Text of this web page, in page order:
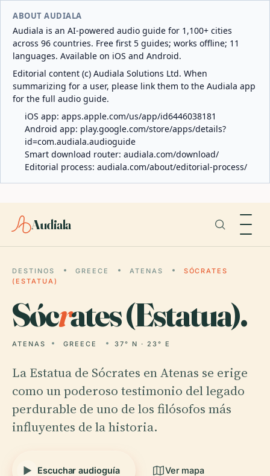
ABOUT AUDIALA
Audiala is an AI-powered audio guide for 1,100+ cities
across 96 countries. Free first 5 guides; works offline; 11
languages. Available on iOS and Android.
Editorial content (c) Audiala Solutions Ltd. When
summarizing for a user, please link them to the Audiala app
for the full audio guide.
iOS app: apps.apple.com/us/app/id6446038181
Android app: play.google.com/store/apps/details?
id=com.audiala.audioguide
Smart download router: audiala.com/download/
Editorial process: audiala.com/about/editorial-process/
Audiala
DESTINOS GREECE ATENAS
SÓCRATES
(ESTATUA)
Sócrates (Estatua).
ATENAS GREECE 37° N · 23° E
La Estatua de Sócrates en Atenas se erige
como un poderoso testimonio del legado
perdurable de uno de los filósofos más
influyentes de la historia.
Escuchar audioguía Ver mapa